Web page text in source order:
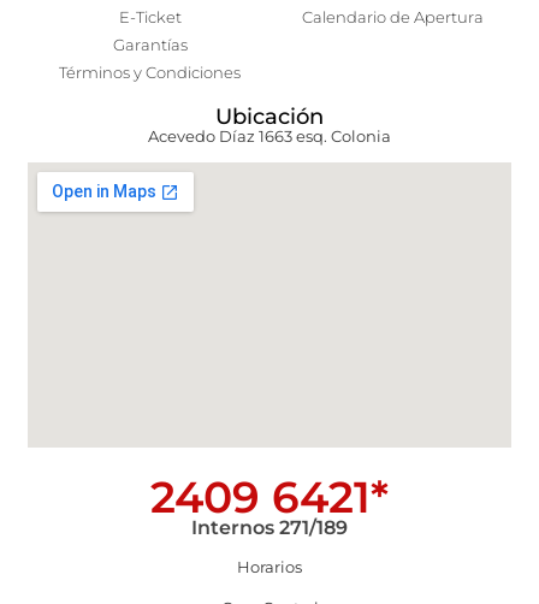
E-Ticket
Garantías
Términos y Condiciones
Calendario de Apertura
Ubicación
Acevedo Díaz 1663 esq. Colonia
2409 6421*
Internos 271/189
Horarios